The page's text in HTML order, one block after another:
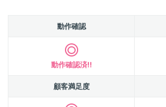
動作確認
動作確認済!!
顧客満足度